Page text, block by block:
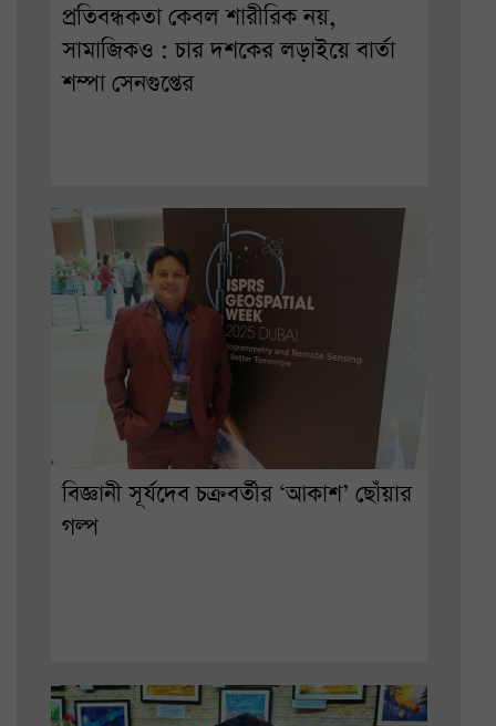
প্রতিবন্ধকতা কেবল শারীরিক নয়,
সামাজিকও : চার দশকের লড়াইয়ে বার্তা
শম্পা সেনগুপ্তের
বিজ্ঞানী সূর্যদেব চক্রবর্তীর ‘আকাশ’ ছোঁয়ার
গল্প